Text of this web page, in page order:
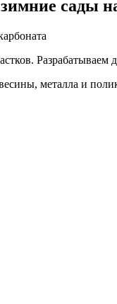
сады
металла и